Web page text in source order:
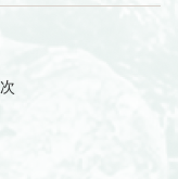
次